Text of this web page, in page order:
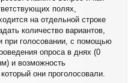
полях,
на отдельной строке
количество вариантов,
при голосовании, с помощью
опроса в днях (0
и возможность
они проголосовали.